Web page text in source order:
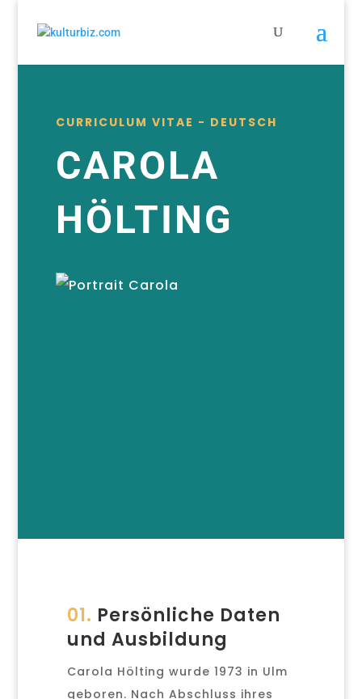
CURRICULUM VITAE - DEUTSCH
CAROLA
HÖLTING
01. Persönliche Daten
und Ausbildung
Carola Hölting wurde 1973 in Ulm
geboren. Nach Abschluss ihres